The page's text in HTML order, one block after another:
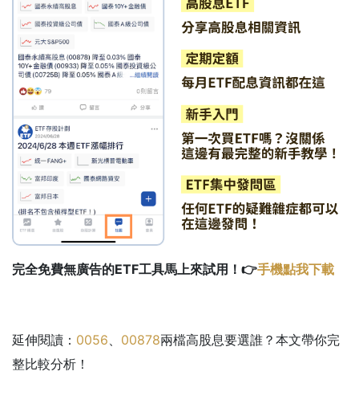
完全免費無廣告的ETF工具馬上來試用！👉手機點我下載
延伸閱讀： 0056 00878兩檔高股息要選誰？本文帶你完
整比較分析！